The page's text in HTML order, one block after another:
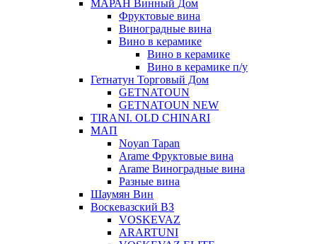
МАРАН Винный Дом
Фруктовые вина
Виноградные вина
Вино в керамике
Вино в керамике
Вино в керамике п/у
Гетнатун Торговый Дом
GETNATOUN
GETNATOUN NEW
TIRANI. OLD CHINARI
МАП
Noyan Tapan
Arame Фруктовые вина
Arame Виноградные вина
Разные вина
Шаумян Вин
Воскевазский ВЗ
VOSKEVAZ
ARARTUNI